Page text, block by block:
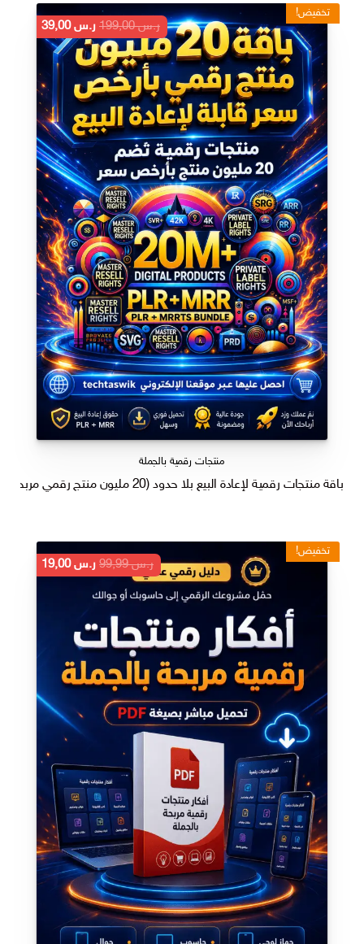
تخفيض!
منتجات رقمية بالجملة
باقة منتجات رقمية لإعادة البيع بلا حدود (20 مليون منتج رقمي مربح)
ر.س199,00
السعر
الأصلي
هو:
ر.س 199,00.
ر.س39,00
السعر
الحالي
ر.س 39,00.
تخفيض!
ر.س99,99
السعر
هو:
ر.س19,00